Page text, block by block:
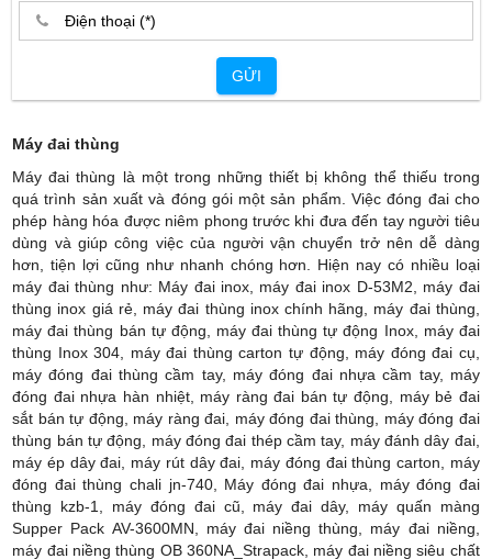
GỬI
Máy đai thùng
Máy đai thùng là một trong những thiết bị không thể thiếu trong
quá trình sản xuất và đóng gói một sản phẩm. Việc đóng đai cho
phép hàng hóa được niêm phong trước khi đưa đến tay người tiêu
dùng và giúp công việc của người vận chuyển trở nên dễ dàng
hơn, tiện lợi cũng như nhanh chóng hơn. Hiện nay có nhiều loại
máy đai thùng như: Máy đai inox, máy đai inox D-53M2, máy đai
thùng inox giá rẻ, máy đai thùng inox chính hãng, máy đai thùng,
máy đai thùng bán tự động, máy đai thùng tự động Inox, máy đai
thùng Inox 304, máy đai thùng carton tự động, máy đóng đai cụ,
máy đóng đai thùng cầm tay, máy đóng đai nhựa cầm tay, máy
đóng đai nhựa hàn nhiệt, máy ràng đai bán tự động, máy bẻ đai
sắt bán tự động, máy ràng đai, máy đóng đai thùng, máy đóng đai
thùng bán tự động, máy đóng đai thép cầm tay, máy đánh dây đai,
máy ép dây đai, máy rút dây đai, máy đóng đai thùng carton, máy
đóng đai thùng chali jn-740, Máy đóng đai nhựa, máy đóng đai
thùng kzb-1, máy đóng đai cũ, máy đai dây, máy quấn màng
Supper Pack AV-3600MN, máy đai niềng thùng, máy đai niềng,
máy đai niềng thùng OB 360NA_Strapack, máy đai niềng siêu chất